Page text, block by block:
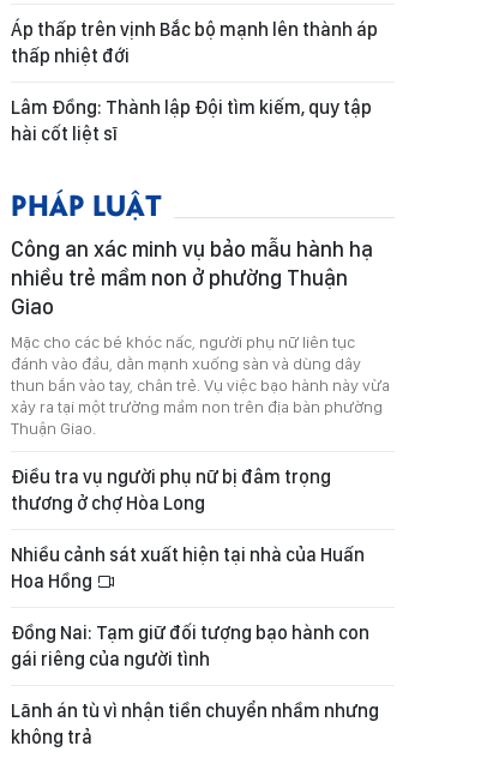
Áp thấp trên vịnh Bắc bộ mạnh lên thành áp
thấp nhiệt đới
Lâm Đồng: Thành lập Đội tìm kiếm, quy tập
hài cốt liệt sĩ
PHÁP LUẬT
Công an xác minh vụ bảo mẫu hành hạ
nhiều trẻ mầm non ở phường Thuận
Giao
Mặc cho các bé khóc nấc, người phụ nữ liên tục
đánh vào đầu, dằn mạnh xuống sàn và dùng dây
thun bắn vào tay, chân trẻ. Vụ việc bạo hành này vừa
xảy ra tại một trường mầm non trên địa bàn phường
Thuận Giao.
Điều tra vụ người phụ nữ bị đâm trọng
thương ở chợ Hòa Long
Nhiều cảnh sát xuất hiện tại nhà của Huấn
Hoa Hồng
Đồng Nai: Tạm giữ đối tượng bạo hành con
gái riêng của người tình
Lãnh án tù vì nhận tiền chuyển nhầm nhưng
không trả